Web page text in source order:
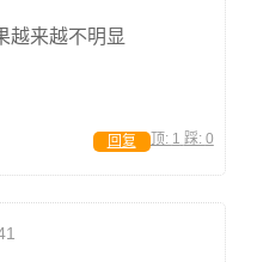
越来越不明显
顶: 1 踩: 0
回复